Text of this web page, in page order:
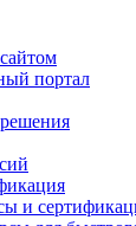
портал
и